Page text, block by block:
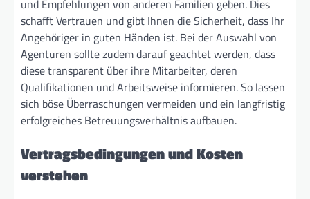
und Empfehlungen von anderen Familien geben. Dies
schafft Vertrauen und gibt Ihnen die Sicherheit, dass Ihr
Angehöriger in guten Händen ist. Bei der Auswahl von
Agenturen sollte zudem darauf geachtet werden, dass
diese transparent über ihre Mitarbeiter, deren
Qualifikationen und Arbeitsweise informieren. So lassen
sich böse Überraschungen vermeiden und ein langfristig
erfolgreiches Betreuungsverhältnis aufbauen.
Vertragsbedingungen und Kosten
verstehen